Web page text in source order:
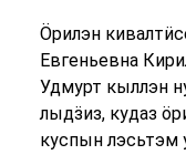
Ӧрилэн
Евгеньевна
Удмурт кыллэн
лыдӟиз, кудаз
куспын лэсьтэм